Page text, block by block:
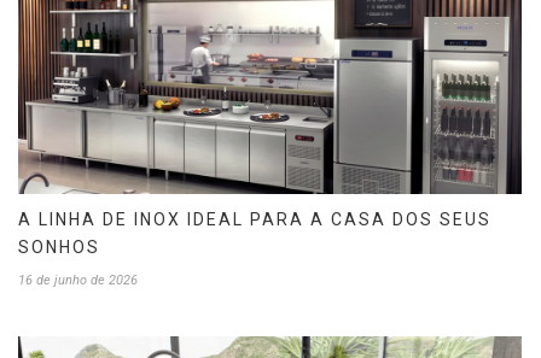
A LINHA DE INOX IDEAL PARA A CASA DOS SEUS
SONHOS
16 de junho de 2026